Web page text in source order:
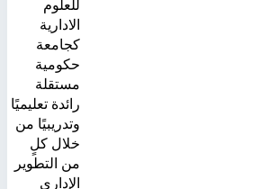
للعلوم
الادارية
كجامعة
حكومية
مستقلة
رائدة تعليميًا
وتدريبيًا من
خلال كلٍ
من التطوير
الإدارى